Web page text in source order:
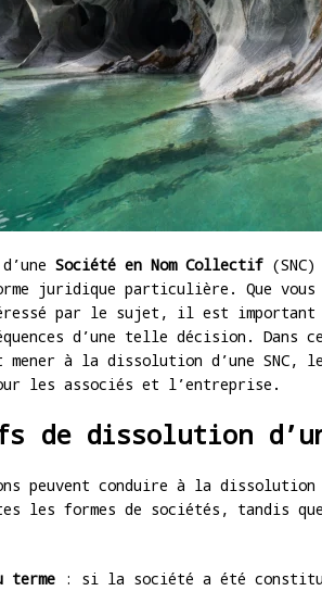
Société en Nom Collectif
juridique particulière. Que vous
par le sujet, il est important
d’une telle décision. Dans
mener à la dissolution d’une SNC,
les associés et l’entreprise.
de dissolution
peuvent conduire à la dissolution
les formes de sociétés, tandis
terme : si la société a été